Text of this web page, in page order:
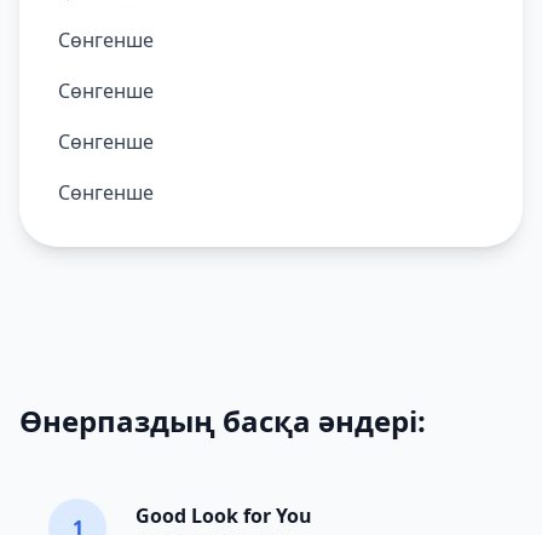
Сөнгенше
Сөнгенше
Сөнгенше
Сөнгенше
Өнерпаздың басқа әндері:
1 Good Look for You